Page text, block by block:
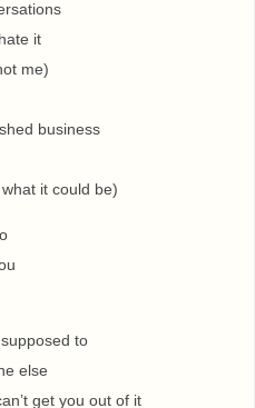
it
me)
business
it could be)
to
else
get you out of it